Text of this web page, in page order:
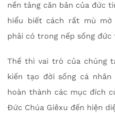
nền tảng căn bản của đức
hiểu biết cách rất mù mờ
phải có trong nếp sống đức
Thế thì vai trò của chúng
kiến tạo đời sống cá
hoàn thành các mục đích
Đức Chúa Giêxu đến hiện